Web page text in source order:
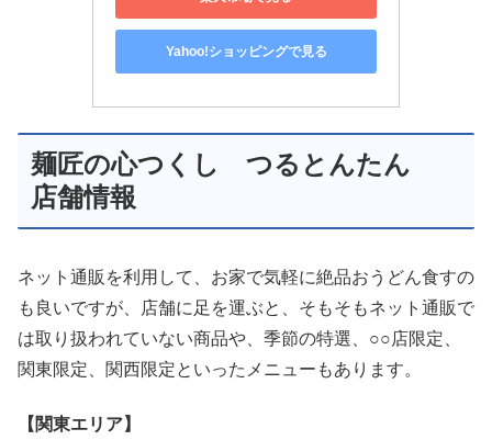
Yahoo!ショッピングで見る
麺匠の心つくし つるとんたん
店舗情報
ネット通販を利用して、お家で気軽に絶品おうどん食すの
も良いですが、店舗に足を運ぶと、そもそもネット通販で
は取り扱われていない商品や、季節の特選、○○店限定、
関東限定、関西限定といったメニューもあります。
【関東エリア】